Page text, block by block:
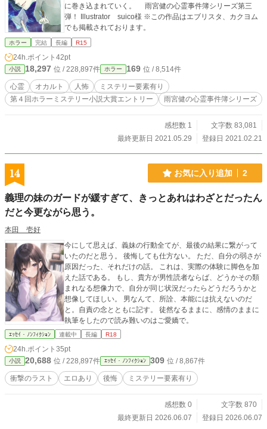
に巻き込まれていく。 雨宮健の心霊事件簿シリーズ第三
弾！ Illustrator suico様 ※この作品はエブリスタ、カクヨム
でも掲載されております。
ホラー 完結 長編 R15
24h.ポイント 42pt
小説 18,297 位 / 228,897件 ホラー 169 位 / 8,514件
心霊 オカルト 人怖
ミステリー要素有り
第４回ホラーミステリー小説大賞エントリー
雨宮健の心霊事件簿シリーズ
感想数 1
文字数 83,081
最終更新日 2021.05.29
登録日 2021.02.21
14 お気に入り追加 2
義理の妹のガードが緩すぎて、きっとあれはわざとだったん
だと今更ながら思う。
本田 壱好
今にして思えば、義妹の行動全てが、最後の結果に繋がって
いたのだと思う。 後悔しても仕方ない。 ただ、自分の弱さが
原因だった、それだけの話。 これは、実際の体験に脚色を加
えた話である。 もし、貴方が男性読者ならば、どうかその類
まれなる想像力で、自分が同じ状況だったらどうだろうかと
想像してほしい。 男なんて、所詮、本能には抗えないのだ
と。自責の念とともに記す。 徒然なるままに、感情のままに
執筆をしたので読み難いのはご愛嬌で。
ｴｯｾｲ・ﾉﾝﾌｨｸｼｮﾝ 連載中 長編 R18
24h.ポイント 35pt
小説 20,688 位 / 228,897件 ｴｯｾｲ・ﾉﾝﾌｨｸｼｮﾝ 309 位 / 8,867件
衝撃のラスト エロあり 後悔 ミステリー要素有り
感想数 0
文字数 870
最終更新日 2026.06.07
登録日 2026.06.07